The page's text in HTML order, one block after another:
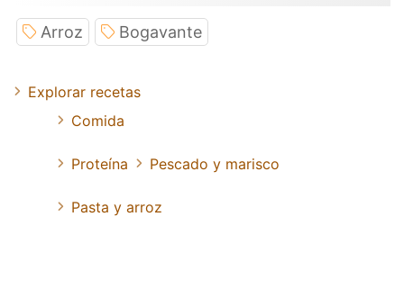
Arroz Bogavante
Explorar recetas
Comida
Proteína Pescado y marisco
Pasta y arroz